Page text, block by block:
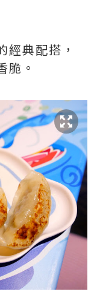
經典配搭，
脆。